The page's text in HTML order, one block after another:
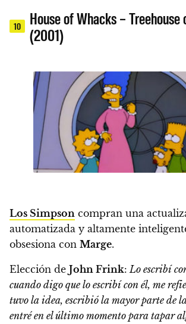
10
House of Whacks –
(2001)
Los Simpson compran una
automatizada y altamente
obsesiona con Marge.
Elección de John Frink: Lo escribí
cuando digo que lo escribí con él, me
tuvo la idea, escribió la mayor parte de
entré en el último momento para tapar